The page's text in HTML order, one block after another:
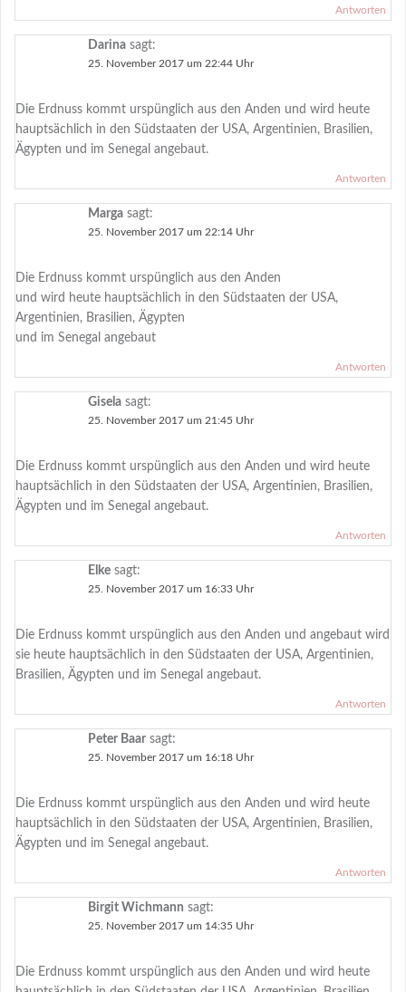
Antworten
Darina sagt:
25. November 2017 um 22:44 Uhr
Die Erdnuss kommt urspünglich aus den Anden und wird heute
hauptsächlich in den Südstaaten der USA, Argentinien, Brasilien,
Ägypten und im Senegal angebaut.
Antworten
Marga sagt:
25. November 2017 um 22:14 Uhr
Die Erdnuss kommt urspünglich aus den Anden
und wird heute hauptsächlich in den Südstaaten der USA,
Argentinien, Brasilien, Ägypten
und im Senegal angebaut
Antworten
Gisela sagt:
25. November 2017 um 21:45 Uhr
Die Erdnuss kommt urspünglich aus den Anden und wird heute
hauptsächlich in den Südstaaten der USA, Argentinien, Brasilien,
Ägypten und im Senegal angebaut.
Antworten
Elke sagt:
25. November 2017 um 16:33 Uhr
Die Erdnuss kommt urspünglich aus den Anden und angebaut wird
sie heute hauptsächlich in den Südstaaten der USA, Argentinien,
Brasilien, Ägypten und im Senegal angebaut.
Antworten
Peter Baar sagt:
25. November 2017 um 16:18 Uhr
Die Erdnuss kommt urspünglich aus den Anden und wird heute
hauptsächlich in den Südstaaten der USA, Argentinien, Brasilien,
Ägypten und im Senegal angebaut.
Antworten
Birgit Wichmann sagt:
25. November 2017 um 14:35 Uhr
Die Erdnuss kommt urspünglich aus den Anden und wird heute